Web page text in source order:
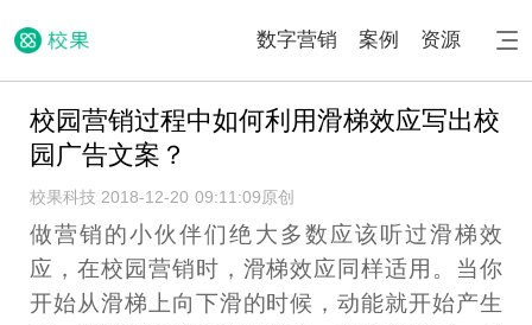
数字营销 案例 资源
校园营销过程中如何利用滑梯效应写出校
园广告文案？
校果科技 2018-12-20 09:11:09原创
做营销的小伙伴们绝大多数应该听过滑梯效
应，在校园营销时，滑梯效应同样适用。当你
开始从滑梯上向下滑的时候，动能就开始产生